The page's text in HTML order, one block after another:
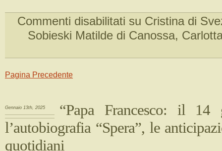
Commenti disabilitati su Cristina di
Sobieski Matilde di Canossa,
Pagina Precedente
Gennaio 13th, 2025
“Papa Francesco: il 14
l’autobiografia “Spera”, le
quotidiani